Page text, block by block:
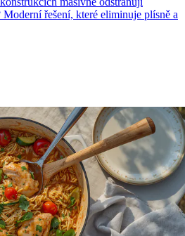
řešení, které eliminuje plísně a